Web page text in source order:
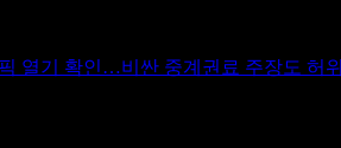
열기 확인…비싼 중계권료 주장도 허위